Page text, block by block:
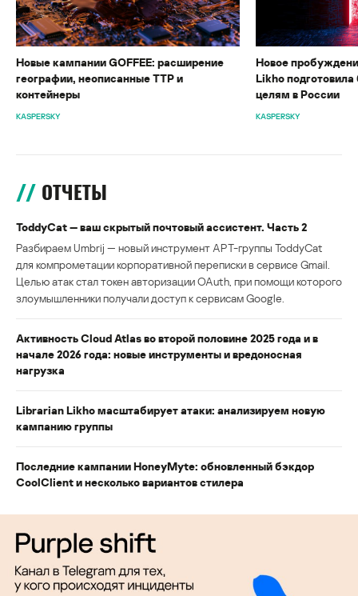
Новые кампании GOFFEE: расширение
географии, неописанные TTP и
контейнеры
KASPERSKY
Новое
Likho
целям в России
KASPERSKY
ОТЧЕТЫ
ToddyCat — ваш скрытый почтовый ассистент. Часть 2
Разбираем Umbrij — новый инструмент APT-группы ToddyCat
для компрометации корпоративной переписки в сервисе Gmail.
Целью атак стал токен авторизации OAuth, при помощи которого
злоумышленники получали доступ к сервисам Google.
Активность Cloud Atlas во второй половине 2025 года и в
начале 2026 года: новые инструменты и вредоносная
нагрузка
Librarian Likho масштабирует атаки: анализируем новую
кампанию группы
Последние кампании HoneyMyte: обновленный бэкдор
CoolClient и несколько вариантов стилера